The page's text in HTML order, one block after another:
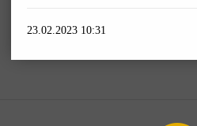
23.02.2023 10:31